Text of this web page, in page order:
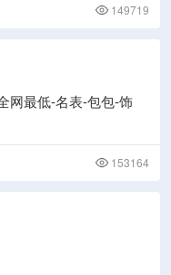
149719
网最低-名表-包包-饰
153164